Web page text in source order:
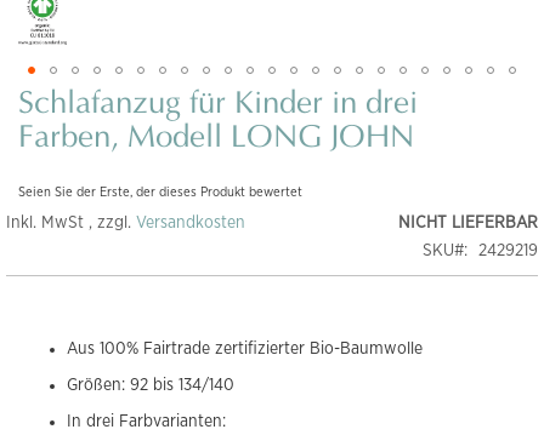
Zum
Anfang
der
springen
Schlafanzug für Kinder in drei
Farben, Modell LONG JOHN
Seien Sie der Erste, der dieses Produkt bewertet
NICHT LIEFERBAR
SKU
2429219
Inkl. MwSt , zzgl. Versandkosten
Aus 100% Fairtrade zertifizierter Bio-Baumwolle
Größen: 92 bis 134/140
In drei Farbvarianten: